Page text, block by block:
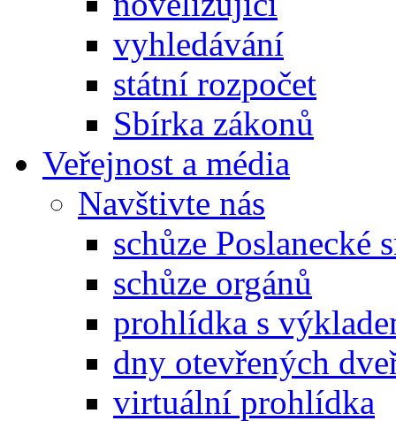
vyhledávání
státní rozpočet
Sbírka zákonů
Veřejnost a média
Navštivte nás
schůze Poslanecké
schůze orgánů
prohlídka s
dny otevřených
virtuální prohlídka